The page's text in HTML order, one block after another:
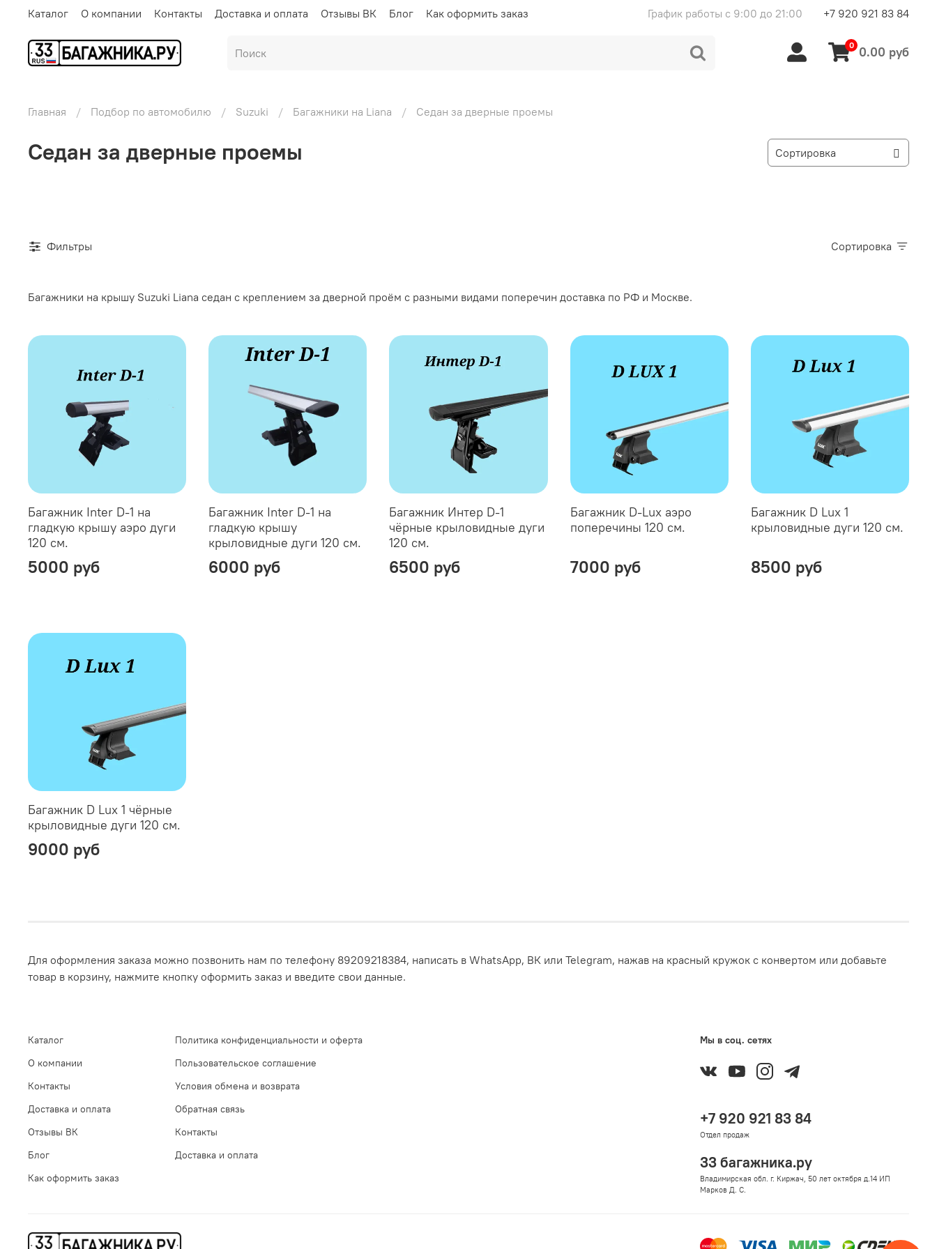
Каталог О компании Контакты Доставка и оплата Отзывы ВК Блог Как оформить заказ График работы с 9:00 до 21:00 +7 920 921 83 84
0 0.00 руб
Главная Подбор по автомобилю Suzuki Багажники на Liana Седан за дверные проемы
Седан за дверные проемы
Фильтры Сортировка
Багажники на крышу Suzuki Liana седан с креплением за дверной проём с разными видами поперечин доставка по РФ и Москве.
Багажник Inter D-1 на
гладкую крышу аэро дуги
120 см.
5000 руб
Багажник Inter D-1 на
гладкую крышу
крыловидные дуги 120 см.
6000 руб
Багажник Интер D-1
чёрные крыловидные дуги
120 см.
6500 руб
Багажник D-Lux аэро
поперечины 120 см.
7000 руб
Багажник D Lux 1
крыловидные дуги 120 см.
8500 руб
Багажник D Lux 1 чёрные
крыловидные дуги 120 см.
9000 руб
Для оформления заказа можно позвонить нам по телефону 89209218384, написать в WhatsApp, ВК или Telegram, нажав на красный кружок с конвертом или добавьте
товар в корзину, нажмите кнопку оформить заказ и введите свои данные.
Каталог
О компании
Контакты
Доставка и оплата
Отзывы ВК
Блог
Как оформить заказ
Политика конфиденциальности и оферта
Пользовательское соглашение
Условия обмена и возврата
Обратная связь
Контакты
Доставка и оплата
Мы в соц. сетях
+7 920 921 83 84
Отдел продаж
33 багажника.ру
Владимирская обл. г. Киржач, 50 лет октября д.14 ИП
Марков Д. С.